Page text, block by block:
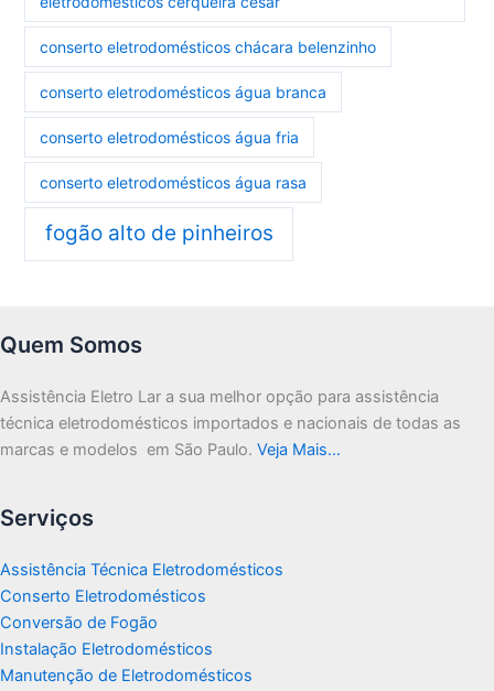
conserto eletrodomésticos chácara belenzinho
conserto eletrodomésticos água branca
conserto eletrodomésticos água fria
conserto eletrodomésticos água rasa
fogão alto de pinheiros
Quem Somos
Assistência Eletro Lar a sua melhor opção para assistência
técnica eletrodomésticos importados e nacionais de todas as
marcas e modelos em São Paulo. Veja Mais…
Serviços
Assistência Técnica Eletrodomésticos
Conserto Eletrodomésticos
Conversão de Fogão
Instalação Eletrodomésticos
Manutenção de Eletrodomésticos